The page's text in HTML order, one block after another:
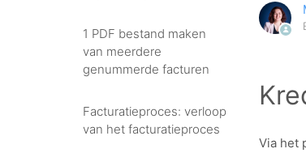
1 PDF bestand maken
van meerdere
genummerde facturen
Facturatieproces: verloop
van het facturatieproces
Via het